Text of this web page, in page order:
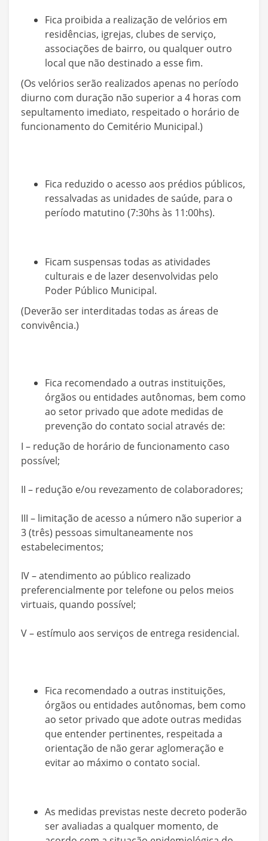
Fica proibida a realização de velórios em
residências, igrejas, clubes de serviço,
associações de bairro, ou qualquer outro
local que não destinado a esse fim.
(Os velórios serão realizados apenas no período
diurno com duração não superior a 4 horas com
sepultamento imediato, respeitado o horário de
funcionamento do Cemitério Municipal.)
Fica reduzido o acesso aos prédios públicos,
ressalvadas as unidades de saúde, para o
período matutino (7:30hs às 11:00hs).
Ficam suspensas todas as atividades
culturais e de lazer desenvolvidas pelo
Poder Público Municipal.
(Deverão ser interditadas todas as áreas de
convivência.)
Fica recomendado a outras instituições,
órgãos ou entidades autônomas, bem como
ao setor privado que adote medidas de
prevenção do contato social através de:
I – redução de horário de funcionamento caso
possível;
II – redução e/ou revezamento de colaboradores;
III – limitação de acesso a número não superior a
3 (três) pessoas simultaneamente nos
estabelecimentos;
IV – atendimento ao público realizado
preferencialmente por telefone ou pelos meios
virtuais, quando possível;
V – estímulo aos serviços de entrega residencial.
Fica recomendado a outras instituições,
órgãos ou entidades autônomas, bem como
ao setor privado que adote outras medidas
que entender pertinentes, respeitada a
orientação de não gerar aglomeração e
evitar ao máximo o contato social.
As medidas previstas neste decreto poderão
ser avaliadas a qualquer momento, de